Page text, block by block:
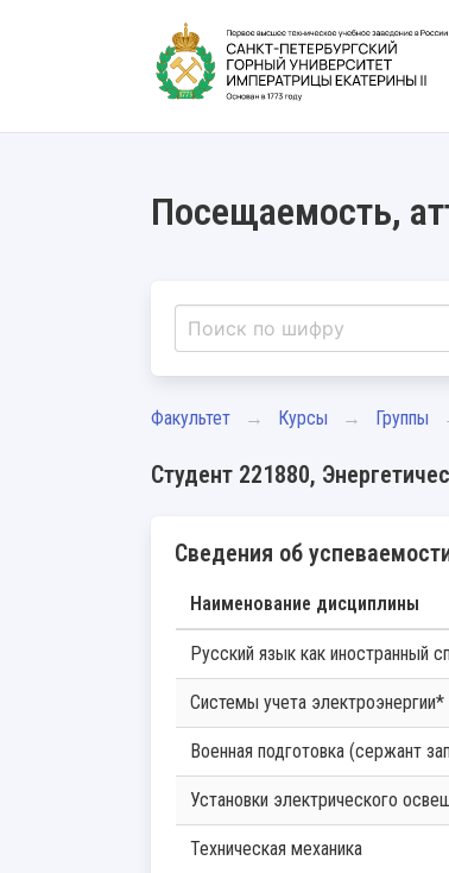
Посещаемость,
Факультет Курсы Группы
Студент 221880,
Сведения об
Наименование дисциплины
Русский язык как иностранный
Системы учета электроэнергии*
Военная подготовка (сержант
Установки электрического
Техническая механика